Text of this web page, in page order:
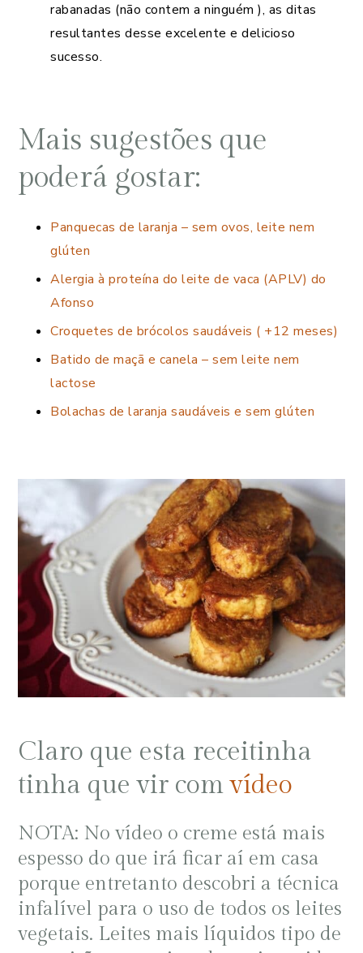
rabanadas (não contem a ninguém ), as ditas
resultantes desse excelente e delicioso
sucesso.
Mais sugestões que
poderá gostar:
Panquecas de laranja – sem ovos, leite nem
glúten
Alergia à proteína do leite de vaca (APLV) do
Afonso
Croquetes de brócolos saudáveis ( +12 meses)
Batido de maçã e canela – sem leite nem
lactose
Bolachas de laranja saudáveis e sem glúten
Claro que esta receitinha
tinha que vir comvídeo
NOTA: No vídeo o creme está mais
espesso do que irá ficar aí em casa
porque entretanto descobri a técnica
infalível para o uso de todos os leites
vegetais. Leites mais líquidos tipo de